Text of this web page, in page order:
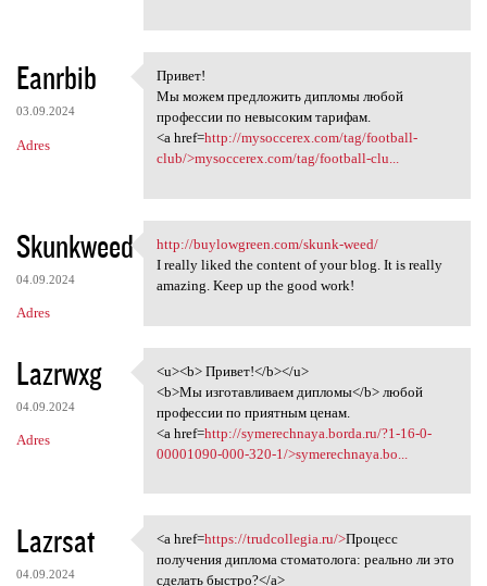
Eanrbib
03.09.2024
Adres
Привет!
Привет!
Мы можем предложить дипломы любой
профессии по невысоким тарифам.
<a href=http://mysoccerex.com/tag/football-
club/>mysoccerex.com/tag/football-clu...
Skunkweed
04.09.2024
Adres
http://buylowgreen.com/skunk
http://buylowgreen.com/skunk-weed/
I really liked the content of your blog. It is really
amazing. Keep up the good work!
Lazrwxg
04.09.2024
Adres
<u><b> Привет!</b></u>
<u><b> Привет!</b></u>
<b>Мы изготавливаем дипломы</b> любой
профессии по приятным ценам.
<a href=http://symerechnaya.borda.ru/?1-16-0-
00001090-000-320-1/>symerechnaya.bo...
Lazrsat
04.09.2024
<a href=https://trudcollegia
<a href=https://trudcollegia.ru/>Процесс
получения диплома стоматолога: реально ли это
сделать быстро?</a>